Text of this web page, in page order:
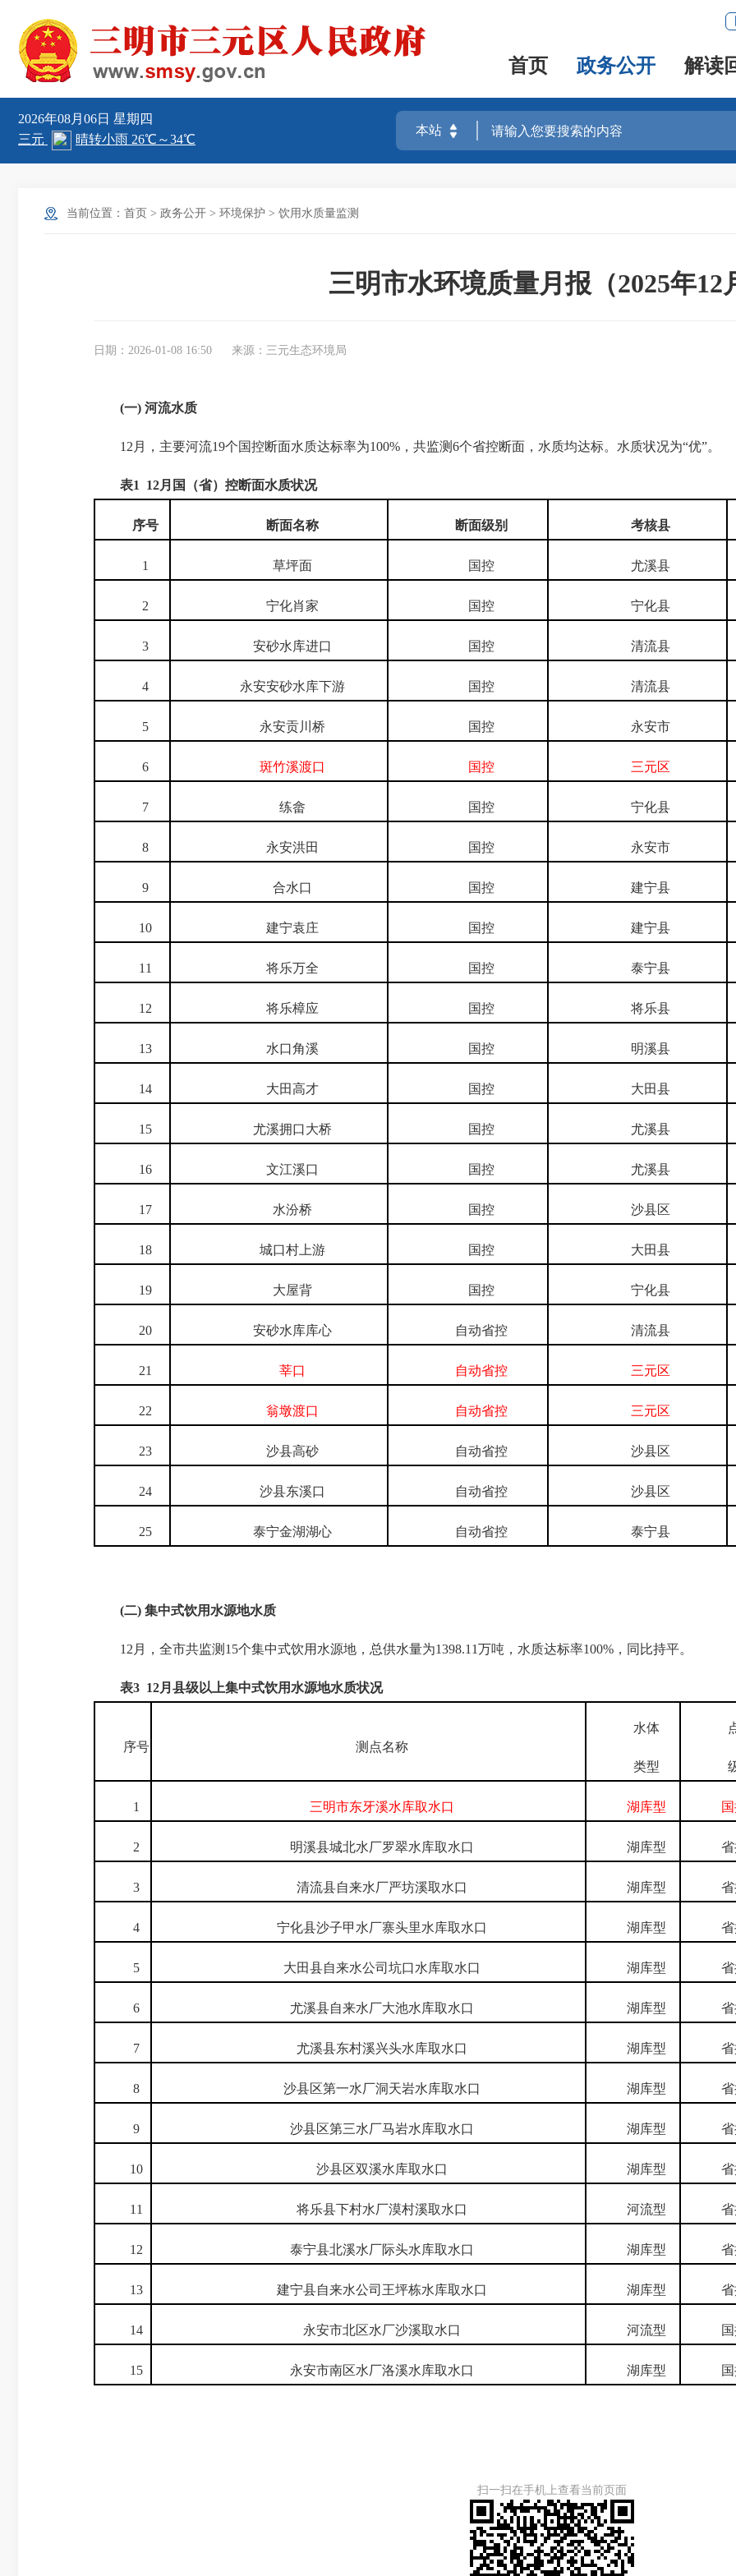
首页 政务公开 解读
2026年08月06日 星期四
当前位置： 首页 > 政务公开 > 环境保护 > 饮用水质量监测
三明市水环境质量月报（2025年12
日期：2026-01-08 16:50 来源：三元生态环境局
(一) 河流水质
12月，主要河流19个国控断面水质达标率为100%，共监测6个省控断面，水质均达标。水质状况为“优”。
表1 12月国（省）控断面水质状况
序号 断面名称 断面级别 考核县
1 草坪面 国控 尤溪县
2 宁化肖家 国控 宁化县
3 安砂水库进口 国控 清流县
4 永安安砂水库下游 国控 清流县
5 永安贡川桥 国控 永安市
6 斑竹溪渡口 国控 三元区
7 练畲 国控 宁化县
8 永安洪田 国控 永安市
9 合水口 国控 建宁县
10 建宁袁庄 国控 建宁县
11 将乐万全 国控 泰宁县
12 将乐樟应 国控 将乐县
13 水口角溪 国控 明溪县
14 大田高才 国控 大田县
15 尤溪拥口大桥 国控 尤溪县
16 文江溪口 国控 尤溪县
17 水汾桥 国控 沙县区
18 城口村上游 国控 大田县
19 大屋背 国控 宁化县
20 安砂水库库心 自动省控 清流县
21 莘口 自动省控 三元区
22 翁墩渡口 自动省控 三元区
23 沙县高砂 自动省控 沙县区
24 沙县东溪口 自动省控 沙县区
25 泰宁金湖湖心 自动省控 泰宁县
(二) 集中式饮用水源地水质
12月，全市共监测15个集中式饮用水源地，总供水量为1398.11万吨，水质达标率100%，同比持平。
表3 12月县级以上集中式饮用水源地水质状况
序号 测点名称
水体
类型
点
级
1 三明市东牙溪水库取水口 湖库型
2 明溪县城北水厂罗翠水库取水口 湖库型 省
3 清流县自来水厂严坊溪取水口 湖库型 省
4 宁化县沙子甲水厂寨头里水库取水口 湖库型 省
5 大田县自来水公司坑口水库取水口 湖库型 省
6 尤溪县自来水厂大池水库取水口 湖库型 省
7 尤溪县东村溪兴头水库取水口 湖库型 省
8 沙县区第一水厂洞天岩水库取水口 湖库型 省
9 沙县区第三水厂马岩水库取水口 湖库型 省
10 沙县区双溪水库取水口 湖库型 省
11 将乐县下村水厂漠村溪取水口 河流型 省
12 泰宁县北溪水厂际头水库取水口 湖库型 省
13 建宁县自来水公司王坪栋水库取水口 湖库型 省
14 永安市北区水厂沙溪取水口 河流型 国
15 永安市南区水厂洛溪水库取水口 湖库型 国
扫一扫在手机上查看当前页面